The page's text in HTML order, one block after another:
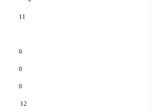
11
0
0
0
12